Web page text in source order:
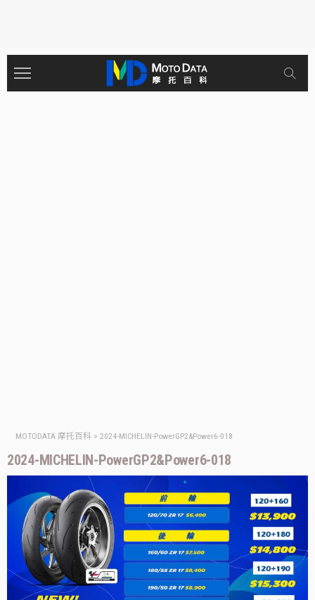
MOTODATA 摩托百科 > 2024-MICHELIN-PowerGP2&Power6-018
2024-MICHELIN-PowerGP2&Power6-018